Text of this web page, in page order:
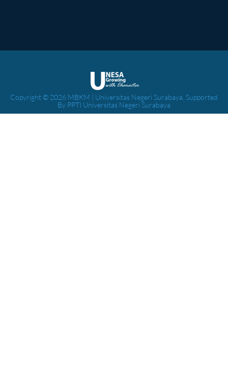
Copyright © 2026 MBKM | Universitas Negeri Surabaya. Supported
By PPTI Universitas Negeri Surabaya